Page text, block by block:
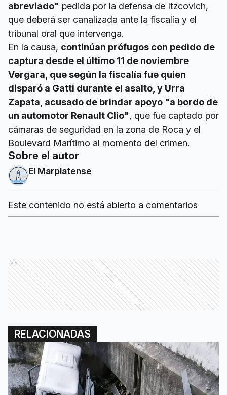
abreviado" pedida por la defensa de Itzcovich,
que deberá ser canalizada ante la fiscalía y el
tribunal oral que intervenga.
En la causa, continúan prófugos con pedido de
captura desde el último 11 de noviembre
Vergara, que según la fiscalía fue quien
disparó a Gatti durante el asalto, y Urra
Zapata, acusado de brindar apoyo "a bordo de
un automotor Renault Clio", que fue captado por
cámaras de seguridad en la zona de Roca y el
Boulevard Marítimo al momento del crimen.
Sobre el autor
El Marplatense
Este contenido no está abierto a comentarios
Ads
RELACIONADAS